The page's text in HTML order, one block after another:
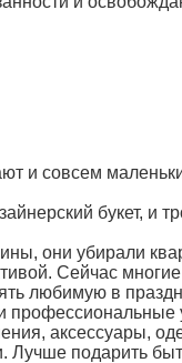
и совсем
букет, и
они убирали
Сейчас
любимую в
профессиональные
аксессуары,
Лучше подарить